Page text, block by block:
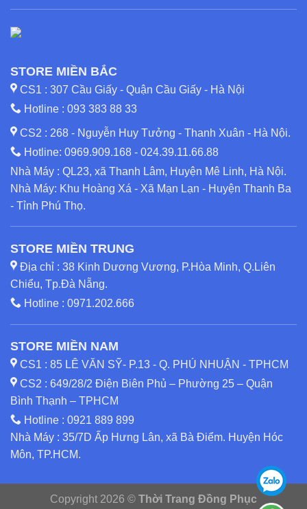
STORE MIỀN BẮC
CS1 : 307 Cầu Giấy - Quận Cầu Giấy - Hà Nội
Hotline : 093 383 88 33
CS2 : 268 - Nguyễn Huy Tưởng - Thanh Xuân - Hà Nội.
Hotline: 0969.909.168 - 024.39.11.66.88
Nhà Máy : QL23, xã Thanh Lâm, Huyện Mê Linh, Hà Nội.
Nhà Máy: Khu Hoàng Xá - Xã Mạn Lạn - Huyện Thanh Ba
- Tỉnh Phú Thọ.
STORE MIỀN TRUNG
Địa chỉ : 38 Kinh Dương Vương, P.Hòa Minh, Q.Liên
Chiểu, Tp.Đà Nẵng.
Hotline : 0971.202.666
STORE MIỀN NAM
CS1 : 85 LÊ VĂN SỸ- P.13 - Q. PHÚ NHUẬN - TPHCM
CS2 : 649/28/2 Điện Biên Phủ – Phường 25 – Quận
Bình Thạnh – TPHCM
Hotline : 0921 889 899
Nhà Máy : 35/7D Ấp Hưng Lân, xã Bà Điểm. Huyện Hóc
Môn, TP.HCM.
Copyright 2026 © Thời Trang Đồng Phục